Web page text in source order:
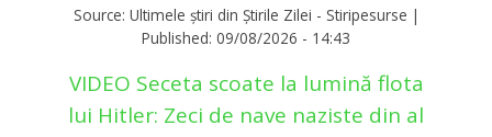
Source: Ultimele știri din Știrile Zilei - Stiripesurse |
Published: 09/08/2026 - 14:43
VIDEO Seceta scoate la lumină flota
lui Hitler: Zeci de nave naziste din al